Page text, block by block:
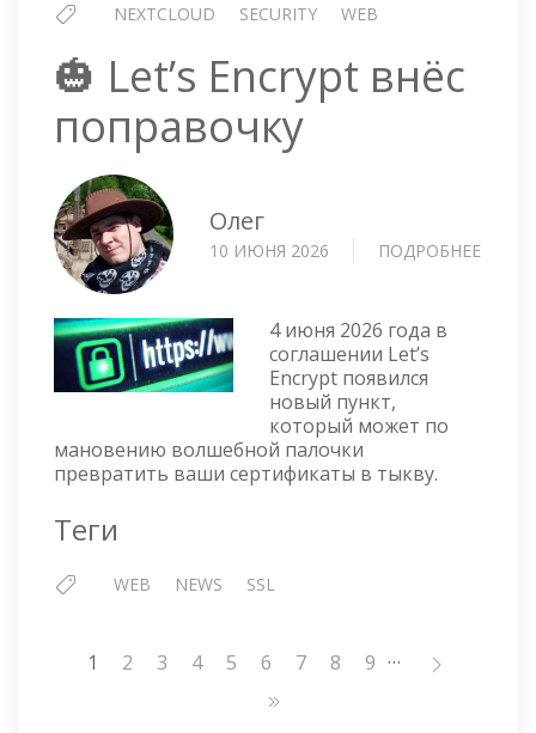
NEXTCLOUD SECURITY WEB
🎃 Let’s Encrypt внёс
поправочку
Олег
10 ИЮНЯ 2026 ПОДРОБНЕЕ
4 июня 2026 года в
соглашении Let’s
Encrypt появился
новый пункт,
который может по
мановению волшебной палочки
превратить ваши сертификаты в тыкву.
Теги
WEB NEWS SSL
Нумерация
1 Страница
2 Страница
3 Страница
4 Страница
5 Страница
6 Страница
7 Страница
8 Страница
9 …